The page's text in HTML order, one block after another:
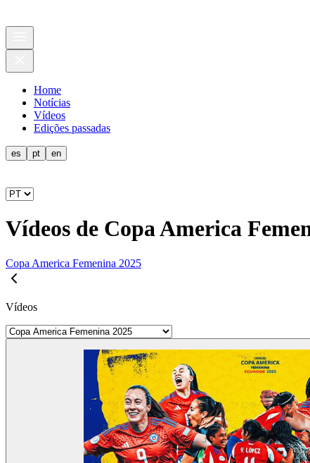
Home
Notícias
Vídeos
Edições passadas
es pt en
Vídeos de Copa America
Copa America Femenina 2025
Vídeos